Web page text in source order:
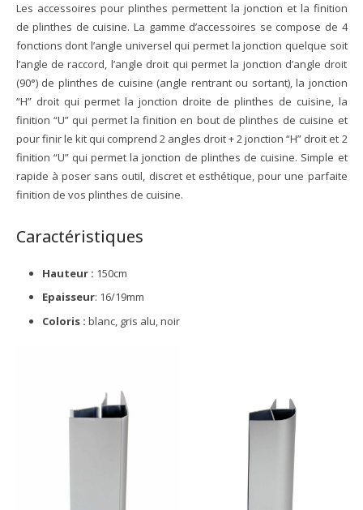
Les accessoires pour plinthes permettent la jonction et la finition
de plinthes de cuisine. La gamme d’accessoires se compose de 4
fonctions dont l’angle universel qui permet la jonction quelque soit
l’angle de raccord, l’angle droit qui permet la jonction d’angle droit
(90°) de plinthes de cuisine (angle rentrant ou sortant), la jonction
“H” droit qui permet la jonction droite de plinthes de cuisine, la
finition “U” qui permet la finition en bout de plinthes de cuisine et
pour finir le kit qui comprend 2 angles droit + 2 jonction “H” droit et 2
finition “U” qui permet la jonction de plinthes de cuisine. Simple et
rapide à poser sans outil, discret et esthétique, pour une parfaite
finition de vos plinthes de cuisine.
Caractéristiques
Hauteur : 150cm
Epaisseur: 16/19mm
Coloris : blanc, gris alu, noir